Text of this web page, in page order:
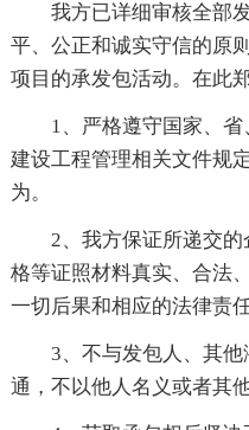
我方已详细审核全部
平、公正和诚实守信的原
项目的承发包活动。在此
1、严格遵守国家、
建设工程管理相关文件规
为。
2、我方保证所递交
格等证照材料真实、合法
一切后果和相应的法律责任
3、不与发包人、其
通，不以他人名义或者其